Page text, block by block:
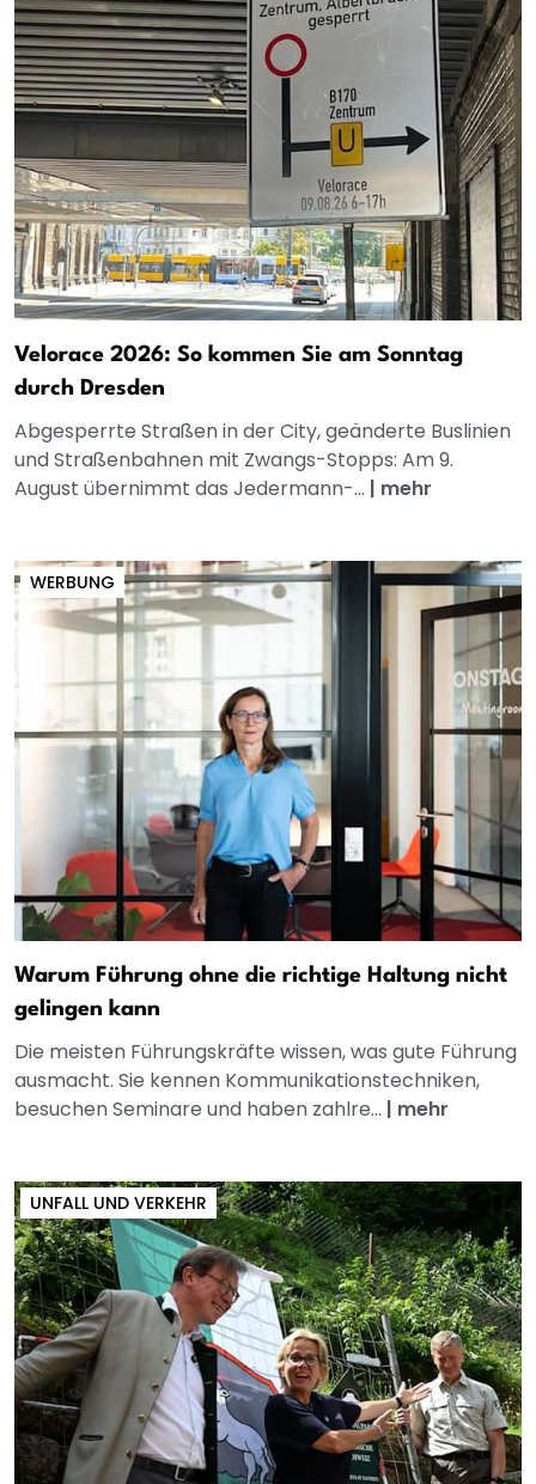
Velorace 2026: So kommen Sie am Sonntag
durch Dresden
Abgesperrte Straßen in der City, geänderte Buslinien
und Straßenbahnen mit Zwangs-Stopps: Am 9.
August übernimmt das Jedermann-... | mehr
WERBUNG
Warum Führung ohne die richtige Haltung nicht
gelingen kann
Die meisten Führungskräfte wissen, was gute Führung
ausmacht. Sie kennen Kommunikationstechniken,
besuchen Seminare und haben zahlre... | mehr
UNFALL UND VERKEHR